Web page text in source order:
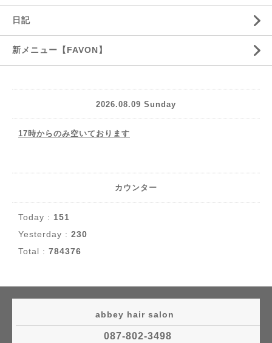
日記
新メニュー【FAVON】
2026.08.09 Sunday
17時からのみ空いております
カウンター
Today : 151
Yesterday : 230
Total : 784376
abbey hair salon
087-802-3498